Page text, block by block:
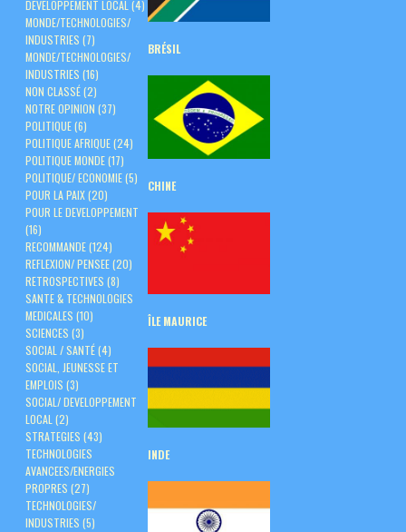
DEVELOPPEMENT LOCAL (4)
MONDE/TECHNOLOGIES/
INDUSTRIES (7)
MONDE/TECHNOLOGIES/
INDUSTRIES (16)
NON CLASSÉ(2)
NOTRE OPINION (37)
POLITIQUE(6)
POLITIQUE AFRIQUE(24)
POLITIQUE MONDE(17)
POLITIQUE/ ECONOMIE(5)
POUR LA PAIX(20)
POUR LE DEVELOPPEMENT
(16)
RECOMMANDE(124)
REFLEXION/ PENSEE(20)
RETROSPECTIVES (8)
SANTE & TECHNOLOGIES
MEDICALES (10)
SCIENCES (3)
SOCIAL / SANTÉ(4)
SOCIAL, JEUNESSE ET
EMPLOIS (3)
SOCIAL/ DEVELOPPEMENT
LOCAL (2)
STRATEGIES (43)
TECHNOLOGIES
AVANCEES/ENERGIES
PROPRES (27)
TECHNOLOGIES/
INDUSTRIES (5)
BRÉSIL
CHINE
ÎLEMAURICE
INDE